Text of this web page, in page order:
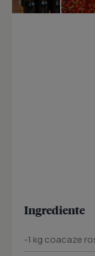
Ingrediente
-1 kg coacaze